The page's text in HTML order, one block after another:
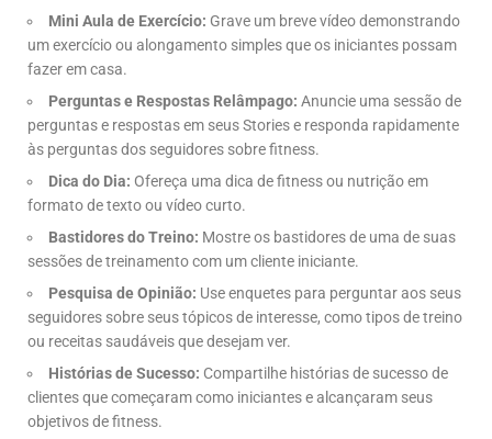
Mini Aula de Exercício: Grave um breve vídeo demonstrando
um exercício ou alongamento simples que os iniciantes possam
fazer em casa.
Perguntas e Respostas Relâmpago: Anuncie uma sessão de
perguntas e respostas em seus Stories e responda rapidamente
às perguntas dos seguidores sobre fitness.
Dica do Dia: Ofereça uma dica de fitness ou nutrição em
formato de texto ou vídeo curto.
Bastidores do Treino: Mostre os bastidores de uma de suas
sessões de treinamento com um cliente iniciante.
Pesquisa de Opinião: Use enquetes para perguntar aos seus
seguidores sobre seus tópicos de interesse, como tipos de treino
ou receitas saudáveis que desejam ver.
Histórias de Sucesso: Compartilhe histórias de sucesso de
clientes que começaram como iniciantes e alcançaram seus
objetivos de fitness.